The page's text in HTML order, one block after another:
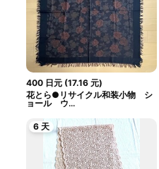
400 日元(17.16 元)
花とら●リサイクル和装小物 シ
ョール ウ...
6 天